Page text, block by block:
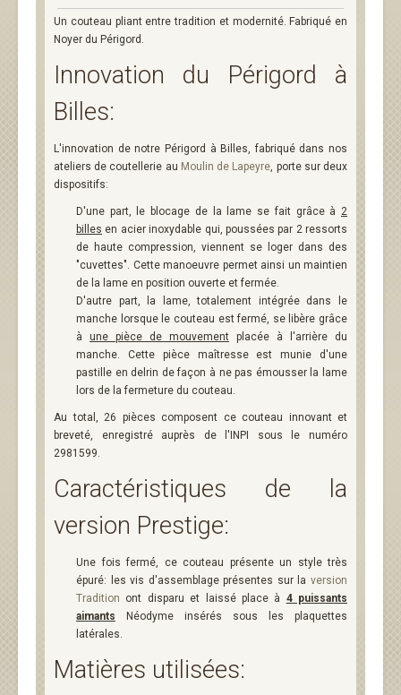
Un couteau pliant entre tradition et modernité. Fabriqué en
Noyer du Périgord.
Innovation du Périgord à
Billes:
L'innovation de notre Périgord à Billes, fabriqué dans nos
ateliers de coutellerie au Moulin de Lapeyre, porte sur deux
dispositifs:
D'une part, le blocage de la lame se fait grâce à 2
billes en acier inoxydable qui, poussées par 2 ressorts
de haute compression, viennent se loger dans des
"cuvettes". Cette manoeuvre permet ainsi un maintien
de la lame en position ouverte et fermée.
D'autre part, la lame, totalement intégrée dans le
manche lorsque le couteau est fermé, se libère grâce
à une pièce de mouvement placée à l'arrière du
manche. Cette pièce maîtresse est munie d'une
pastille en delrin de façon à ne pas émousser la lame
lors de la fermeture du couteau.
Au total, 26 pièces composent ce couteau innovant et
breveté, enregistré auprès de l'INPI sous le numéro
2981599.
Caractéristiques de la
version Prestige:
Une fois fermé, ce couteau présente un style très
épuré: les vis d'assemblage présentes sur la version
Tradition ont disparu et laissé place à 4 puissants
aimants Néodyme insérés sous les plaquettes
latérales.
Matières utilisées: